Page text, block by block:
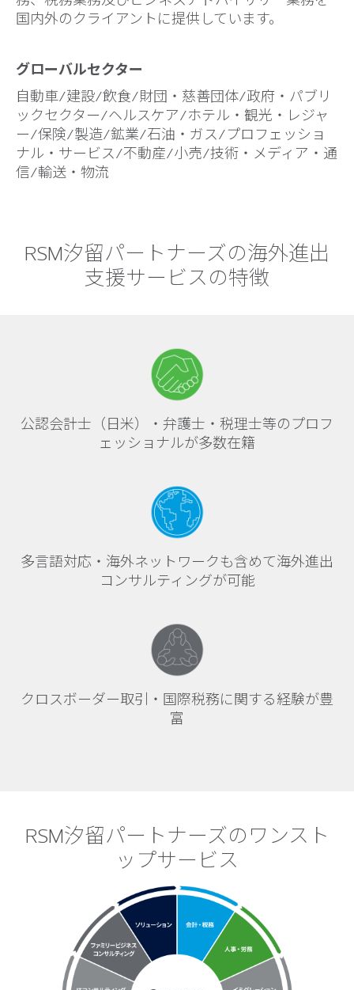
国内外のクライアントに提供しています。
グローバルセクター
自動車/建設/飲食/財団・慈善団体/政府・パブリ
ックセクター/ヘルスケア/ホテル・観光・レジャ
ー/保険/製造/鉱業/石油・ガス/プロフェッショ
ナル・サービス/不動産/小売/技術・メディア・通
信/輸送・物流
RSM汐留パートナーズの海外進出
支援サービスの特徴
公認会計士（日米）・弁護士・税理士等のプロフ
ェッショナルが多数在籍
多言語対応・海外ネットワークも含めて海外進出
コンサルティングが可能
クロスボーダー取引・国際税務に関する経験が豊
富
RSM汐留パートナーズのワンスト
ップサービス